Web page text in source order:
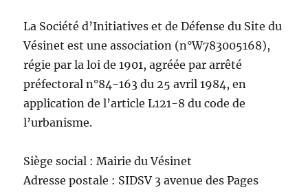
La Société d’Initiatives et de Défense du Site du
Vésinet est une association (n°W783005168),
régie par la loi de 1901, agréée par arrêté
préfectoral n°84-163 du 25 avril 1984, en
application de l’article L121-8 du code de
l’urbanisme.
Siège social : Mairie du Vésinet
Adresse postale : SIDSV 3 avenue des Pages